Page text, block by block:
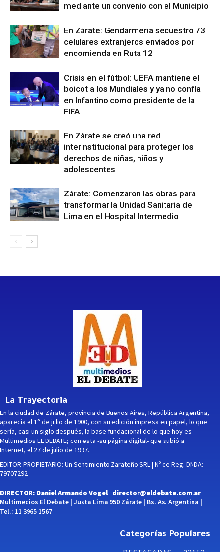
mediante un convenio con el Municipio
En Zárate: Gendarmería secuestró 73
celulares extranjeros enviados por
encomienda en Ruta 12
Crisis en el fútbol: UEFA mantiene el
boicot a los Mundiales y ya no confía
en Infantino como presidente de la
FIFA
En Zárate se creó una red
interinstitucional para proteger los
derechos de niñas, niños y
adolescentes
Zárate: Comenzaron las obras para
transformar la Unidad Sanitaria de
Lima en el Hospital Intermedio
La Trayectoria
En la ciudad de Zárate, provincia de Buenos Aires, República Argentina,
aparecía el 1° de julio de 1900, con su edición impresa en papel, lo que
sería, casi un siglo después, la base fundacional de lo que hoy es
Multimedios EL DEBATE; con esta -su página digital- que subió a
Internet, el 27 de julio de 1997.
EDITOR-PROPIETARIO: Un Sentimiento Zarateño SRL | Nº de Reg. DNDA:
79707292
DIRECTOR: Daniel Armando Vogel | director@eldebate.com.ar
Multimedios El Debate | Justa Lima 950 Zárate | Bs. As. Argentina |
Tel.: 11 3965 1567
Categorías Populares